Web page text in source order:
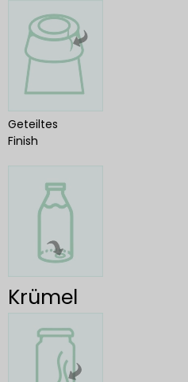
Geteiltes
Finish
Krümel